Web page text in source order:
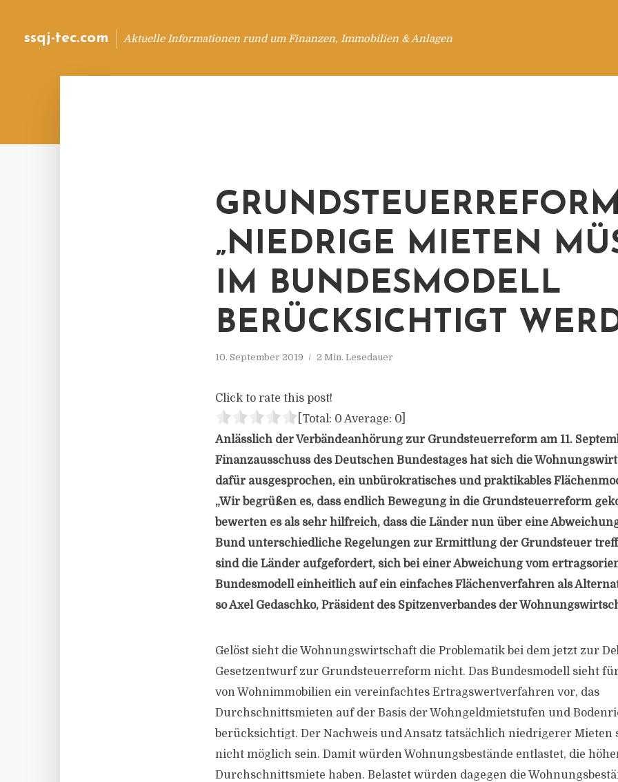
ssqj-tec.com Aktuelle Informationen rund um Finanzen, Immobilien & Anlagen
„NIEDRIGE MIETEN
IM BUNDESMODELL
BERÜCKSICHTIGT
10. September 2019 2 Min. Lesedauer
Click to rate this post!
[Total: 0 Average: 0
Anlässlich der Verbändeanhörung zur Grundsteuerreform am 11.
Finanzausschuss des Deutschen Bundestages hat sich die
dafür ausgesprochen, ein unbürokratisches und praktikables
„Wir begrüßen es, dass endlich Bewegung in die Grundsteuerreform
bewerten es als sehr hilfreich, dass die Länder nun über eine
Bund unterschiedliche Regelungen zur Ermittlung der Grundsteuer
sind die Länder aufgefordert, sich bei einer Abweichung vom
Bundesmodell einheitlich auf ein einfaches Flächenverfahren als
so Axel Gedaschko, Präsident des Spitzenverbandes der
Gelöst sieht die Wohnungswirtschaft die Problematik bei dem jetzt zur
Gesetzentwurf zur Grundsteuerreform nicht. Das Bundesmodell sieht
von Wohnimmobilien ein vereinfachtes Ertragswertverfahren vor, das
Durchschnittsmieten auf der Basis der Wohngeldmietstufen und
berücksichtigt. Der Nachweis und Ansatz tatsächlich niedrigerer Mieten
nicht möglich sein. Damit würden Wohnungsbestände entlastet, die
Durchschnittsmiete haben. Belastet würden dagegen die